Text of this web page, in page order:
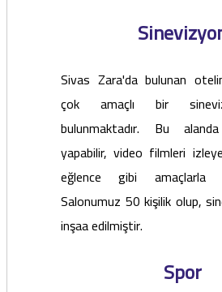
Sivas Zara'da bulunan
çok amaçlı bir
bulunmaktadır. Bu alanda
yapabilir, video filmleri
eğlence gibi amaçlarla
Salonumuz 50 kişilik olup,
inşaa edilmiştir.
Spor